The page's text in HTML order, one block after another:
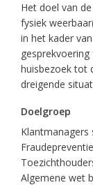
Het doel van
fysiek
in het kader
huisbezoek tot
dreigende
Doelgroep
Klantmanagers
Algemene wet